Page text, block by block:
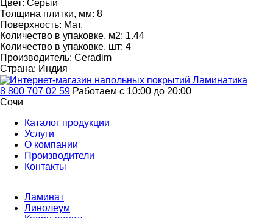
Цвет: Серый
Толщина плитки, мм: 8
Поверхность: Мат.
Количество в упаковке, м2: 1.44
Количество в упаковке, шт: 4
Производитель: Ceradim
Страна: Индия
8 800 707 02 59 Работаем с 10:00 до 20:00
Сочи
Каталог продукции
Услуги
О компании
Производители
Контакты
Ламинат
Линолеум